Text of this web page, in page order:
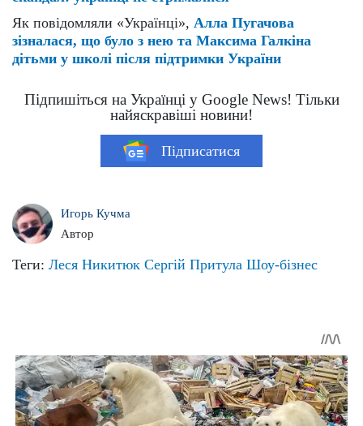
Як повідомляли «Українці», Алла Пугачова
зізналася, що було з нею та Максима Галкіна
дітьми у школі після підтримки України
Підпишіться на Українці у Google News! Тільки
найяскравіші новини!
Підписатися
Игорь Кучма
Автор
Теги: Леся Никитюк Сергій Притула Шоу-бізнес